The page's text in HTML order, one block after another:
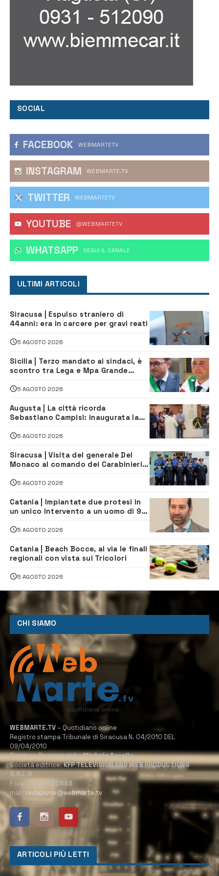
SOCIAL
FACEBOOK WEBMARTETV
INSTAGRAM WEBMARTE.TV
TWITTER WEBMARTETV
YOUTUBE @WEBMARTETV
WHATSAPP ‎SEGUI IL CANALE
ULTIMI ARTICOLI
Siracusa | Espulso straniero di
44anni: era in carcere per gravi reati
5 AGOSTO 2026
Sicilia | Terzo mandato ai sindaci, è
scontro tra Lega e Mpa Grande
5 AGOSTO 2026
Augusta | La città ricorda
Sebastiano Campisi: inaugurata la
nella tragedia di Marcinelle
5 AGOSTO 2026
Siracusa | Visita del generale Del
Monaco al comando dei Carabinieri e
Ferla e Sortino
5 AGOSTO 2026
Catania | Impiantate due protesi in
un unico intervento a un uomo di 98
augustano Giuseppe Mazziotta
5 AGOSTO 2026
Catania | Beach Bocce, al via le finali
regionali con vista sui Tricolori
5 AGOSTO 2026
CHI SIAMO
WEBMARTE.TV – Quotidiano online
Registro stampa Tribunale di Siracusa N. 04/2010 DEL
09/04/2010
Direttore Responsabile:Michele Accolla
Società editrice:KFP TELEVISION AND WEB PRODUCTIONS
S.R.L.S.
P.Iva: 02184950893
mail: redazione@webmarte.tv
ARTICOLI PIÙ LETTI